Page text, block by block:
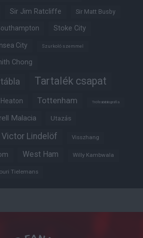
Sir Jim Ratcliffe Sir Matt Busby
Stoke City
City Szurkoló szemmel
Chong
Tartalék csapat
Tottenham Trófeabibliográfia
Malacia Utazás
Victor Lindelöf Visszhang
West Ham Willy Kambwala
Tielemans